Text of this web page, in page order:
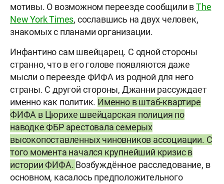
мотивы. О возможном переезде сообщили вThe
New York Times, сославшись на двух человек,
знакомых с планами организации.
Инфантино сам швейцарец. С одной стороны
странно, что в его голове появляются даже
мысли о переезде ФИФА из родной для него
страны. С другой стороны, Джанни рассуждает
именно как политик. Именно в штаб-квартире
ФИФА в Цюрихе швейцарская полиция по
наводке ФБР арестовала семерых
высокопоставленных чиновников ассоциации. С
того момента начался крупнейший кризис в
истории ФИФА. Возбуждённое расследование, в
основном, касалось предположительного